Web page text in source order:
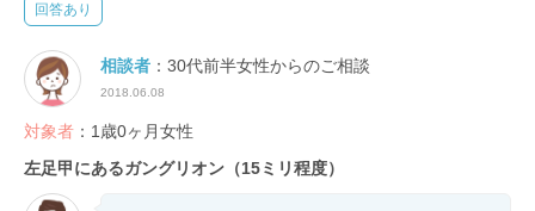
回答あり
相談者 ：30代前半女性からのご相談
2018.06.08
対象者 ：1歳0ヶ月女性
左足甲にあるガングリオン（15ミリ程度）